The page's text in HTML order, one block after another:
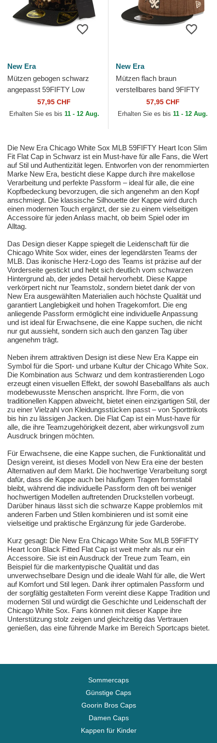
New Era
Mützen gebogen schwarz
angepasst 59FIFTY Low
Profile Floral Cord Three
Looms Printed Corduroy
57,95 CHF
Erhalten Sie es bis 11 - 12 Aug.
New Era
Mützen flach braun
verstellbares band 9FIFTY
Retro Crown Wool Pinstripe
der Chicago White Sox
57,95 CHF
Erhalten Sie es bis 11 - 12 Aug.
Die New Era Chicago White Sox MLB 59FIFTY Heart Icon Slim
Fit Flat Cap in Schwarz ist ein Must-have für alle Fans, die Wert
auf Stil und Authentizität legen. Entworfen von der renommierten
Marke New Era, besticht diese Kappe durch ihre makellose
Verarbeitung und perfekte Passform – ideal für alle, die eine
Kopfbedeckung bevorzugen, die sich angenehm an den Kopf
anschmiegt. Die klassische Silhouette der Kappe wird durch
einen modernen Touch ergänzt, der sie zu einem vielseitigen
Accessoire für jeden Anlass macht, ob beim Spiel oder im
Alltag.
Das Design dieser Kappe spiegelt die Leidenschaft für die
Chicago White Sox wider, eines der legendärsten Teams der
MLB. Das ikonische Herz-Logo des Teams ist präzise auf der
Vorderseite gestickt und hebt sich deutlich vom schwarzen
Hintergrund ab, der jedes Detail hervorhebt. Diese Kappe
verkörpert nicht nur Teamstolz, sondern bietet dank der von
New Era ausgewählten Materialien auch höchste Qualität und
garantiert Langlebigkeit und hohen Tragekomfort. Die eng
anliegende Passform ermöglicht eine individuelle Anpassung
und ist ideal für Erwachsene, die eine Kappe suchen, die nicht
nur gut aussieht, sondern sich auch den ganzen Tag über
angenehm trägt.
Neben ihrem attraktiven Design ist diese New Era Kappe ein
Symbol für die Sport- und urbane Kultur der Chicago White Sox.
Die Kombination aus Schwarz und dem kontrastierenden Logo
erzeugt einen visuellen Effekt, der sowohl Baseballfans als auch
modebewusste Menschen anspricht. Ihre Form, die von
traditionellen Kappen abweicht, bietet einen einzigartigen Stil, der
zu einer Vielzahl von Kleidungsstücken passt – von Sporttrikots
bis hin zu lässigen Jacken. Die Flat Cap ist ein Must-have für
alle, die ihre Teamzugehörigkeit dezent, aber wirkungsvoll zum
Ausdruck bringen möchten.
Für Erwachsene, die eine Kappe suchen, die Funktionalität und
Design vereint, ist dieses Modell von New Era eine der besten
Alternativen auf dem Markt. Die hochwertige Verarbeitung sorgt
dafür, dass die Kappe auch bei häufigem Tragen formstabil
bleibt, während die individuelle Passform den oft bei weniger
hochwertigen Modellen auftretenden Druckstellen vorbeugt.
Darüber hinaus lässt sich die schwarze Kappe problemlos mit
anderen Farben und Stilen kombinieren und ist somit eine
vielseitige und praktische Ergänzung für jede Garderobe.
Kurz gesagt: Die New Era Chicago White Sox MLB 59FIFTY
Heart Icon Black Fitted Flat Cap ist weit mehr als nur ein
Accessoire. Sie ist ein Ausdruck der Treue zum Team, ein
Beispiel für die markentypische Qualität und das
unverwechselbare Design und die ideale Wahl für alle, die Wert
auf Komfort und Stil legen. Dank ihrer optimalen Passform und
der sorgfältig gestalteten Form vereint diese Kappe Tradition und
modernen Stil und würdigt die Geschichte und Leidenschaft der
Chicago White Sox. Fans können mit dieser Kappe ihre
Unterstützung stolz zeigen und gleichzeitig das Vertrauen
genießen, das eine führende Marke im Bereich Sportcaps bietet.
Sommercaps
Günstige Caps
Goorin Bros Caps
Damen Caps
Kappen für Kinder